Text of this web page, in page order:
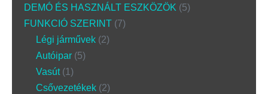
DEMÓ ÉS HASZNÁLT ESZKÖZÖK
5
FUNKCIÓ SZERINT 7
Légi járművek 2
Autóipar 5
Vasút 1
Csővezetékek 2